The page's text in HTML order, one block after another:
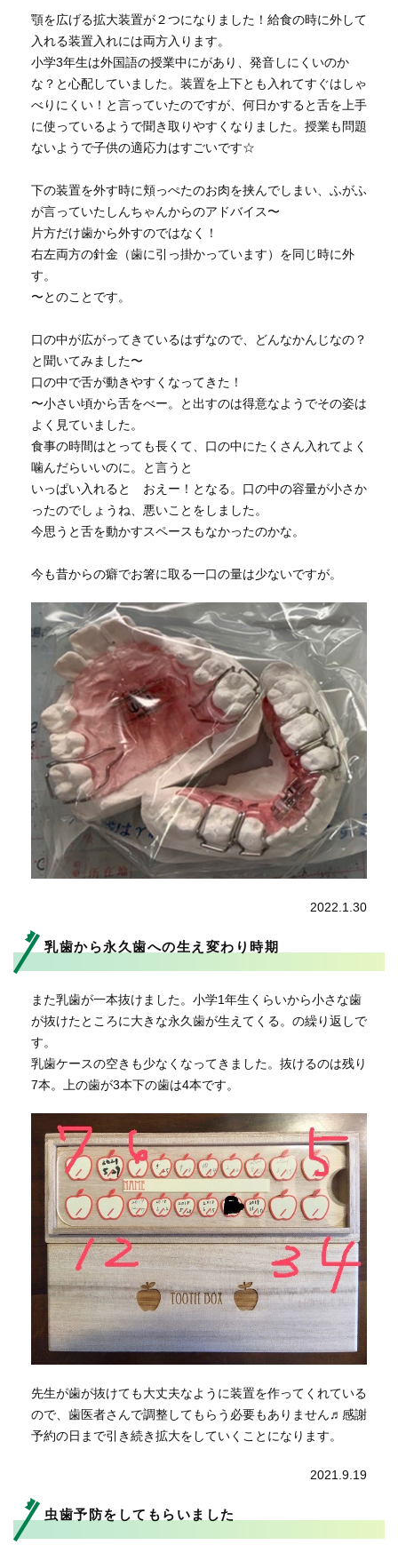
顎を広げる拡大装置が２つになりました！給食の時に外して
入れる装置入れには両方入ります。
小学3年生は外国語の授業中にがあり、発音しにくいのか
な？と心配していました。装置を上下とも入れてすぐはしゃ
べりにくい！と言っていたのですが、何日かすると舌を上手
に使っているようで聞き取りやすくなりました。授業も問題
ないようで子供の適応力はすごいです☆
下の装置を外す時に頬っぺたのお肉を挟んでしまい、ふがふ
が言っていたしんちゃんからのアドバイス〜
片方だけ歯から外すのではなく！
右左両方の針金（歯に引っ掛かっています）を同じ時に外
す。
〜とのことです。
口の中が広がってきているはずなので、どんなかんじなの？
と聞いてみました〜
口の中で舌が動きやすくなってきた！
〜小さい頃から舌をべー。と出すのは得意なようでその姿は
よく見ていました。
食事の時間はとっても長くて、口の中にたくさん入れてよく
噛んだらいいのに。と言うと
いっぱい入れると おえー！となる。口の中の容量が小さか
ったのでしょうね、悪いことをしました。
今思うと舌を動かすスペースもなかったのかな。
今も昔からの癖でお箸に取る一口の量は少ないですが。
2022.1.30
乳歯から永久歯への生え変わり時期
また乳歯が一本抜けました。小学1年生くらいから小さな歯
が抜けたところに大きな永久歯が生えてくる。の繰り返しで
す。
乳歯ケースの空きも少なくなってきました。抜けるのは残り
7本。上の歯が3本下の歯は4本です。
先生が歯が抜けても大丈夫なように装置を作ってくれている
ので、歯医者さんで調整してもらう必要もありません♬感謝
予約の日まで引き続き拡大をしていくことになります。
2021.9.19
虫歯予防をしてもらいました